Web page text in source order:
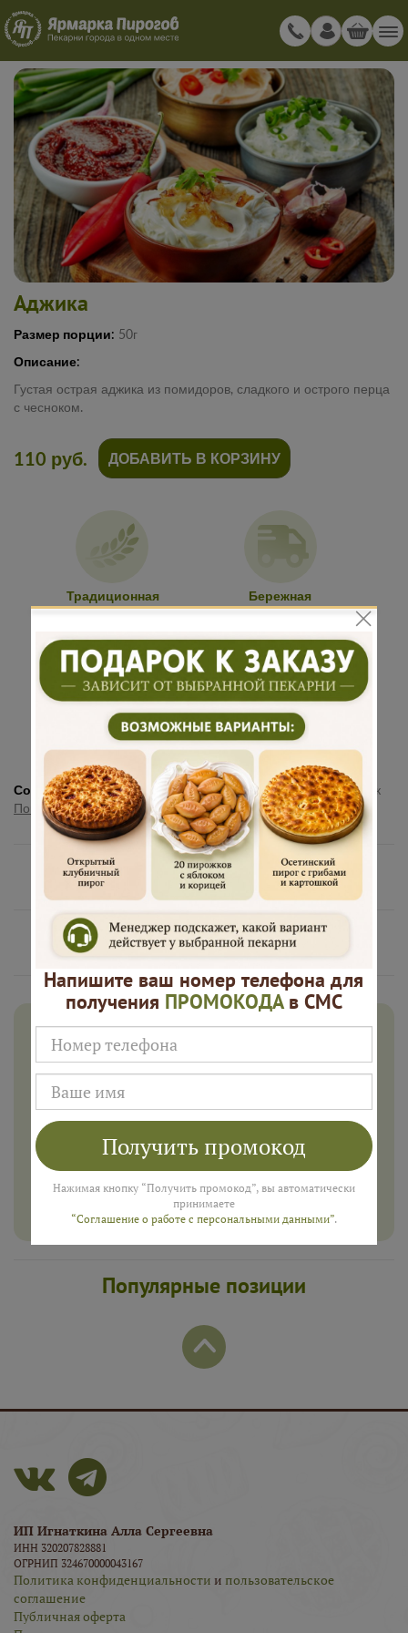
Аджика
Размер порции: 50г
Описание:
Густая острая аджика из помидоров, сладкого и острого перца
с чесноком.
Традиционная
рецептура
Бережная
доставка
Подарок к
каждому
заказу
Много
начинки
110 руб. ДОБАВИТЬ В КОРЗИНУ
Состав:Помидоры, болгарский перец, острый перец, чеснок
Показать полностью
Нам доверяют
Русские Пироги это
Дарим 500 рублей на заказ в
августе!
Введите ваш номер телефона и мы пришлем промокод
ПОЛУЧИТЬ
Популярные позиции
ИП Игнаткина Алла Сергеевна
ИНН 320207828881
ОГРНИП 324670000043167
Политика конфиденциальности и пользовательское
соглашение
Публичная оферта
Напишите ваш номер телефона для
получения ПРОМОКОДАв СМС
Получить промокод
Нажимая кнопку “Получить промокод”, вы автоматически
принимаете
“Соглашение о работе с персональными данными”.